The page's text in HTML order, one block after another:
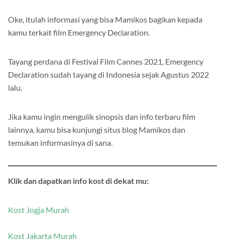
Oke, itulah informasi yang bisa Mamikos bagikan kepada
kamu terkait film Emergency Declaration.
Tayang perdana di Festival Film Cannes 2021, Emergency
Declaration sudah tayang di Indonesia sejak Agustus 2022
lalu.
Jika kamu ingin mengulik sinopsis dan info terbaru film
lainnya, kamu bisa kunjungi situs blog Mamikos dan
temukan informasinya di sana.
Klik dan dapatkan info kost di dekat mu:
Kost Jogja Murah
Kost Jakarta Murah